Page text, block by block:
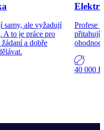
samy, ale vyžadují
A to je práce pro
a dobře
Profese
přitahují
40 000